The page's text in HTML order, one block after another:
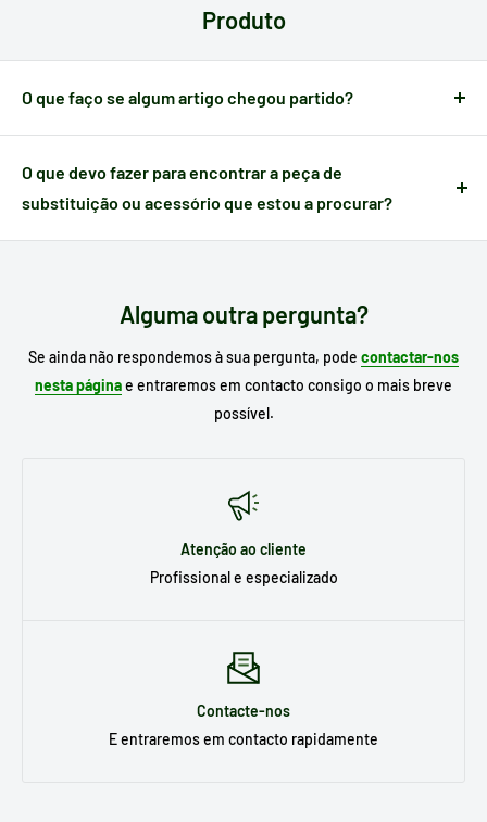
verificar o seu método de pagamento antes de efetuar a sua
Produto
O que faço se algum artigo chegou partido?
Quando um artigo apresenta algum defeito causado no
transporte,
dispõe de 24 horas a partir do momento da
receção
para nos notificar e poder gerir a ocorrência.
O que devo fazer para encontrar a peça de
substituição ou acessório que estou a procurar?
Escreva no motor de busca do nosso site omodelo do seu
Alguma outra pergunta?
Se ainda não respondemos à sua pergunta, pode contactar-nos
nesta páginae entraremos em contacto consigo o mais breve
possível.
Atenção ao cliente
Profissional e especializado
Contacte-nos
E entraremos em contacto rapidamente